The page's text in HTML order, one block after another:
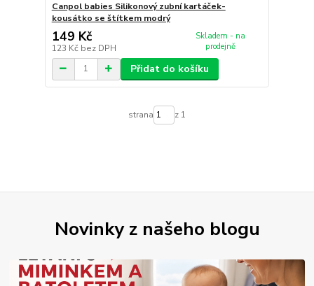
Canpol babies Silikonový zubní kartáček-
kousátko se štítkem modrý
149 Kč
123 Kč bez DPH
Skladem - na
prodejně
Přidat do košíku
strana z 1
Novinky z našeho blogu